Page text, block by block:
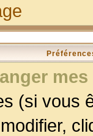
(si vous